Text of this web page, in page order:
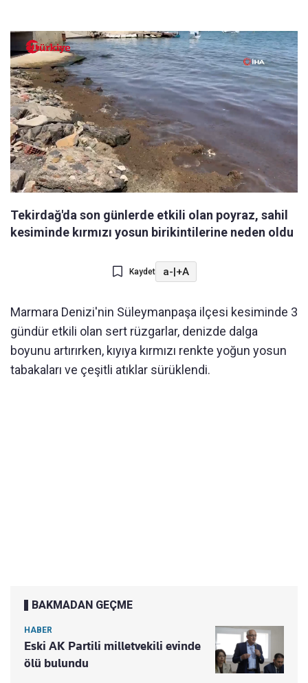
Tekirdağ'da son günlerde etkili olan poyraz, sahil
kesiminde kırmızı yosun birikintilerine neden oldu
Kaydet a-|+A
Marmara Denizi'nin Süleymanpaşa ilçesi kesiminde 3
gündür etkili olan sert rüzgarlar, denizde dalga
boyunu artırırken, kıyıya kırmızı renkte yoğun yosun
tabakaları ve çeşitli atıklar sürüklendi.
BAKMADAN GEÇME
HABER
Eski AK Partili milletvekili evinde
ölü bulundu